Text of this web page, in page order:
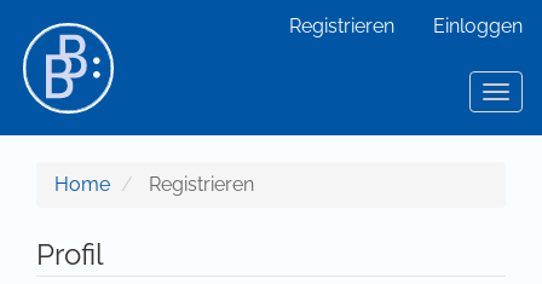
Hauptinhalt
Sidebar
Registrieren Einloggen
Home Registrieren
Profil